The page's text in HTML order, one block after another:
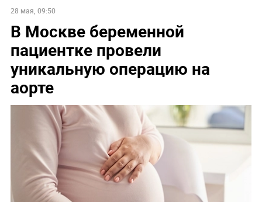
28 мая, 09:50
В Москве беременной
пациентке провели
уникальную операцию на
аорте